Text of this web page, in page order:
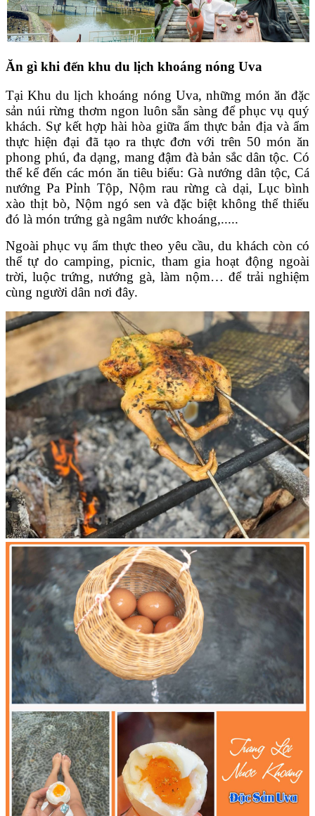
Ăn gì khi đến khu du lịch khoáng nóng Uva
Tại Khu du lịch khoáng nóng Uva, những món ăn đặc
sản núi rừng thơm ngon luôn sẵn sàng để phục vụ quý
khách. Sự kết hợp hài hòa giữa ẩm thực bản địa và ẩm
thực hiện đại đã tạo ra thực đơn với trên 50 món ăn
phong phú, đa dạng, mang đậm đà bản sắc dân tộc. Có
thể kể đến các món ăn tiêu biểu: Gà nướng dân tộc, Cá
nướng Pa Pỉnh Tộp, Nộm rau rừng cà dại, Lục bình
xào thịt bò, Nộm ngó sen và đặc biệt không thể thiếu
đó là món trứng gà ngâm nước khoáng,.....
Ngoài phục vụ ẩm thực theo yêu cầu, du khách còn có
thể tự do camping, picnic, tham gia hoạt động ngoài
trời, luộc trứng, nướng gà, làm nộm… để trải nghiệm
cùng người dân nơi đây.